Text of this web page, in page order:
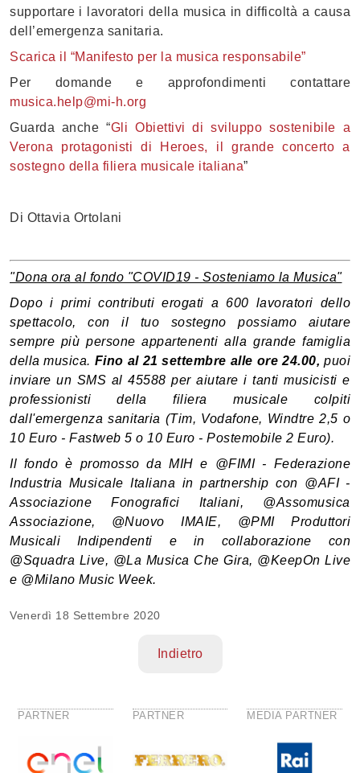
supportare i lavoratori della musica in difficoltà a causa
dell’emergenza sanitaria.
Scarica il “Manifesto per la musica responsabile”
Per domande e approfondimenti contattare
musica.help@mi-h.org
Guarda anche “Gli Obiettivi di sviluppo sostenibile a
Verona protagonisti di Heroes, il grande concerto a
sostegno della filiera musicale italiana”
Di Ottavia Ortolani
"Dona ora al fondo "COVID19 - Sosteniamo la Musica"
Dopo i primi contributi erogati a 600 lavoratori dello
spettacolo, con il tuo sostegno possiamo aiutare
sempre più persone appartenenti alla grande famiglia
della musica. Fino al 21 settembre alle ore 24.00,puoi
inviare un SMS al 45588 per aiutare i tanti musicisti e
professionisti della filiera musicale colpiti
dall'emergenza sanitaria (Tim, Vodafone, Windtre 2,5 o
10 Euro - Fastweb 5 o 10 Euro - Postemobile 2 Euro).
Il fondo è promosso da MIH e @FIMI - Federazione
Industria Musicale Italiana in partnership con @AFI -
Associazione Fonografici Italiani, @Assomusica
Associazione, @Nuovo IMAIE, @PMI Produttori
Musicali Indipendenti e in collaborazione con
@Squadra Live, @La Musica Che Gira, @KeepOn Live
e @Milano Music Week.
Venerdì 18 Settembre 2020
Indietro